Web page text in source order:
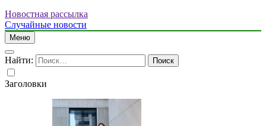
Новостная рассылка
Случайные новости
Меню
Найти:
Заголовки